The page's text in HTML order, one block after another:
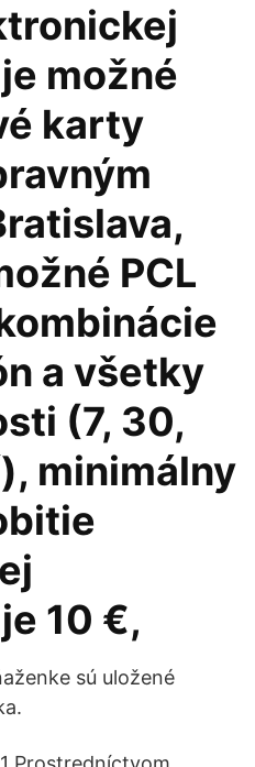
možné
karty
PCL
a všetky
(7, 30,
minimálny
10 €,
sú uložené